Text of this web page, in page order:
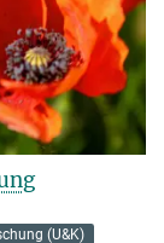
(U&K)